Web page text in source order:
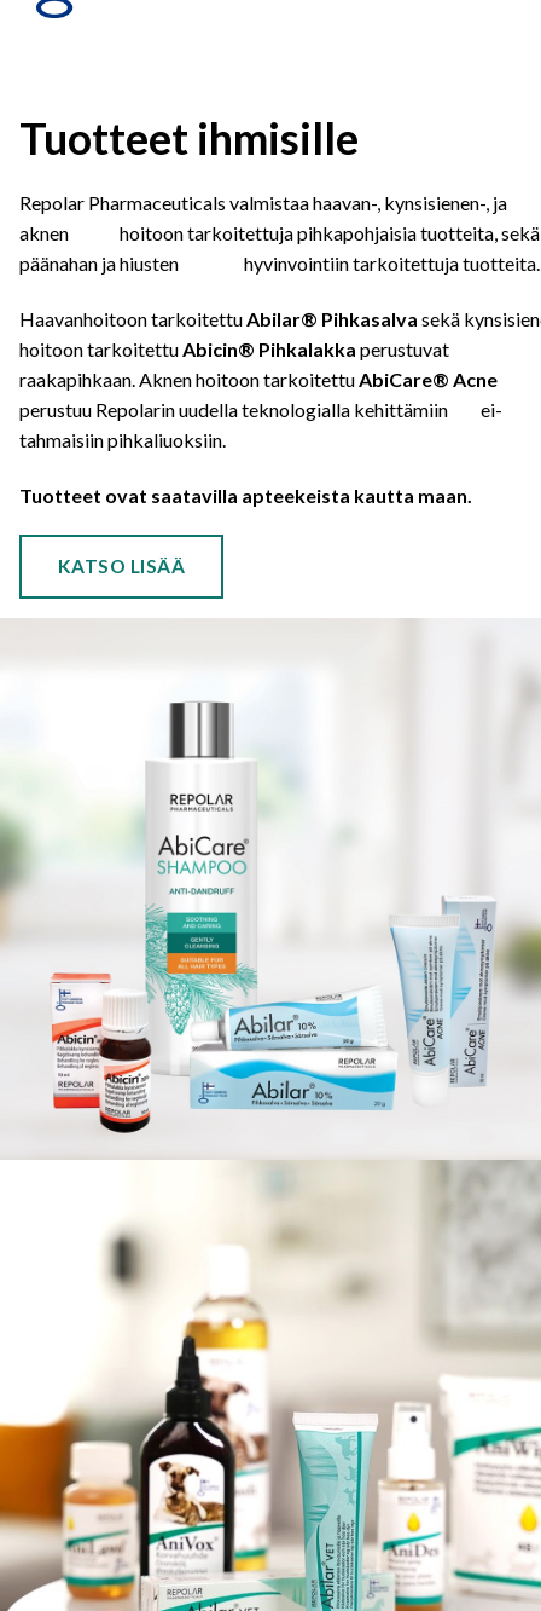
Tuotteet ihmisille
Repolar Pharmaceuticals valmistaa haavan-, kynsisienen-, ja
aknen hoitoon tarkoitettuja pihkapohjaisia tuotteita, sekä
päänahan ja hiusten hyvinvointiin tarkoitettuja tuotteita.
Haavanhoitoon tarkoitettu Abilar® Pihkasalva sekä
hoitoon tarkoitettu Abicin® Pihkalakka perustuvat
raakapihkaan. Aknen hoitoon tarkoitettu AbiCare® Acne
perustuu Repolarin uudella teknologialla kehittämiin ei-
tahmaisiin pihkaliuoksiin.
Tuotteet ovat saatavilla apteekeista kautta maan.
KATSO LISÄÄ